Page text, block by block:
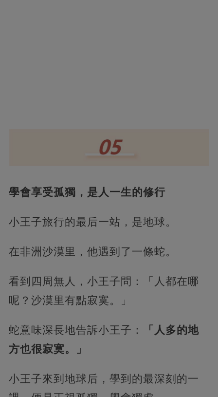
學會享受孤獨，是人一生的修行
小王子旅行的最后一站，是地球。
在非洲沙漠里，他遇到了一條蛇。
看到四周無人，小王子問：「人都在哪
呢？沙漠里有點寂寞。」
蛇意味深長地告訴小王子：
「人多的地
方也很寂寞。」
小王子來到地球后，學到的最深刻的一